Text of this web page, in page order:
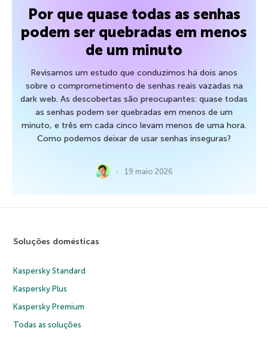
Por que quase todas as senhas
podem ser quebradas em menos
de um minuto
Revisamos um estudo que conduzimos há dois anos
sobre o comprometimento de senhas reais vazadas na
dark web. As descobertas são preocupantes: quase todas
as senhas podem ser quebradas em menos de um
minuto, e três em cada cinco levam menos de uma hora.
Como podemos deixar de usar senhas inseguras?
19 maio 2026
Soluções domésticas
Kaspersky Standard
Kaspersky Plus
Kaspersky Premium
Todas as soluções